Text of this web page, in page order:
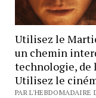
Utilisez le
un chemin
technologie, de
Utilisez le
PAR L'HEBDOMADAIRE